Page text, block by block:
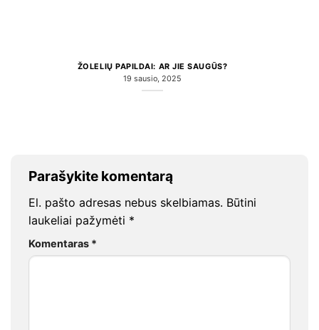
ŽOLELIŲ PAPILDAI: AR JIE SAUGŪS?
19 sausio, 2025
Parašykite komentarą
El. pašto adresas nebus skelbiamas. Būtini
laukeliai pažymėti *
Komentaras *